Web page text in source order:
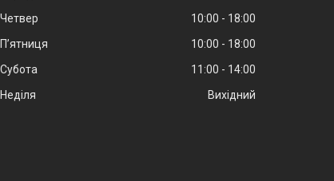
Четвер
10:00
18:00
Пʼятниця
10:00
18:00
Субота
11:00
14:00
Неділя
Вихідний